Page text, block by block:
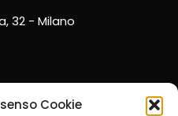
Cookie
32 - Milano